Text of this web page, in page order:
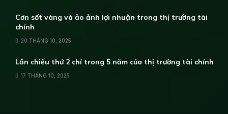
Cơn sốt vàng và ảo ảnh lợi nhuận trong thị trường tài
chính
20 THÁNG 10, 2025
Lần chiếu thứ 2 chỉ trong 5 năm của thị trường tài chính
17 THÁNG 10, 2025